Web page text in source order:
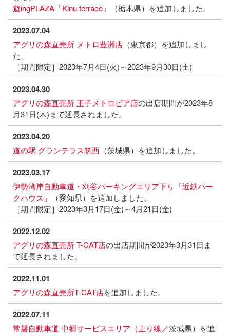
遊ingPLAZA「Kinu terrace」
（栃木県）を追加しました。
2023.07.04
アグリの森直売所 メトロ豊洲店 （東京都）を追加しまし
た。
［期間限定］2023年7月4日(火)～2023年9月30日(土)
2023.04.30
アグリの森直売所 王子メトロピア店の出店期間が2023年8
月31日(木)まで延長されました。
2023.04.20
道の駅 グランテラス筑西 （茨城県）を追加しました。
2023.03.17
伊勢湾岸自動車道・刈谷パーキングエリア下り「近鉄パー
クハウス」
（愛知県）を追加しました。
［期間限定］2023年3月17日(金)～4月21日(金)
2022.12.02
アグリの森直売所 T-CAT店の出店期間が2023年3月31日ま
で延長されました。
2022.11.01
アグリの森直売所T-CAT店を追加しました。
2022.07.11
常磐自動車道 中郷サービスエリア（上り線／茨城県）を追